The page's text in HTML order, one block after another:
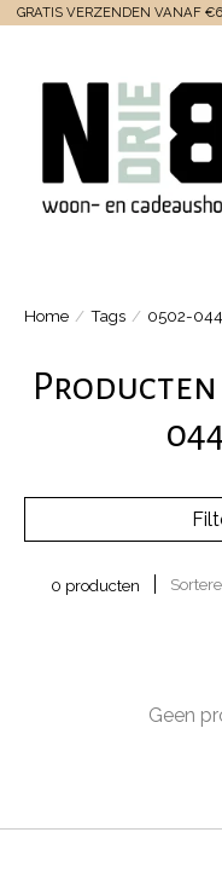
GRATIS VERZENDEN VANAF
Home / Tags / 0502-
Producten
0 producten
Geen